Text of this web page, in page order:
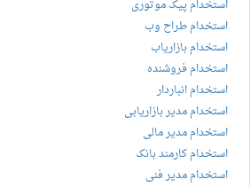
استخدام پیک موتوری
استخدام طراح وب
استخدام بازاریاب
استخدام فروشنده
استخدام انباردار
استخدام مدیر بازاریابی
استخدام مدیر مالی
استخدام کارمند بانک
استخدام مدیر فنی